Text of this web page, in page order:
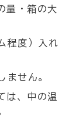
量・箱の大
程度）入れ
ません。
は、中の温